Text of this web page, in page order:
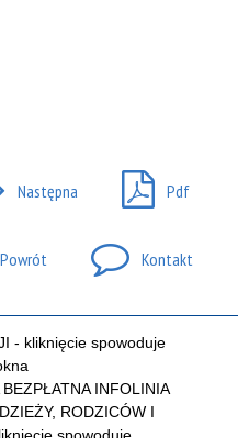
Następna Pdf
Powrót Kontakt